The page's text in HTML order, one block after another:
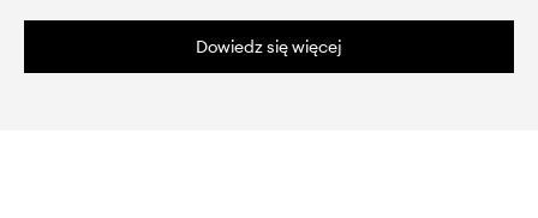
Dowiedz się więcej